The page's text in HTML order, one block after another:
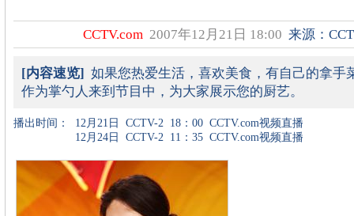
CCTV.com 2007年12月21日 18:00 来源：
[内容速览] 如果您热爱生活，喜欢美食，有自己的拿手
作为掌勺人来到节目中，为大家展示您的厨艺。
播出时间： 12月21日 CCTV-2 18：00 CCTV.com视频直播
12月24日 CCTV-2 11：35 CCTV.com视频直播